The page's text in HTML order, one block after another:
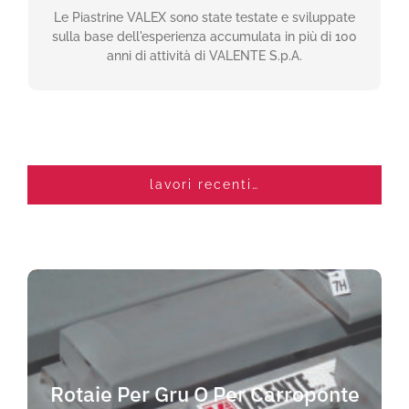
Le Piastrine VALEX sono state testate e sviluppate
sulla base dell'esperienza accumulata in più di 100
anni di attività di VALENTE S.p.A.
LEGGI TUTTO
lavori recenti…
Rotaie Per Gru O Per Carroponte
ROTAIE PER GRU O PER
CARROPONTE
Lorem ipsum dolor sit amet, consectetur
adipiscing elit. Vivamus id ultricies nisl.